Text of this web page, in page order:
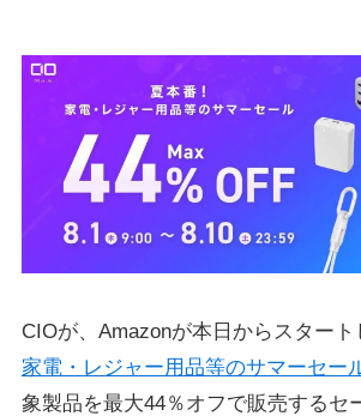
CIOが、Amazonが本日からスタート
家電・レジャー用品等のサマーセー
象製品を最大44％オフで販売するセ